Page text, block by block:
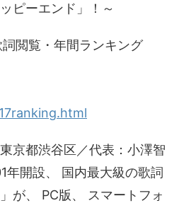
ピーエンド」！～
閲覧・年間ランキング
京都渋谷区／代表：小澤智
年開設、 国内最大級の歌詞
が、 PC版、 スマートフォ